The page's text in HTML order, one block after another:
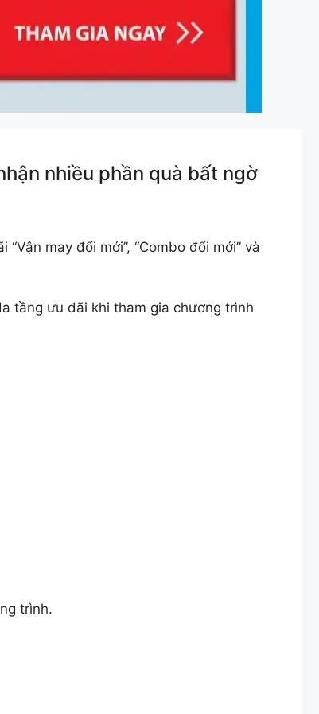
nhiều phần quà bất ngờ
may đổi mới”, “Combo đổi mới” và
tầng ưu đãi khi tham gia chương trình
trình.